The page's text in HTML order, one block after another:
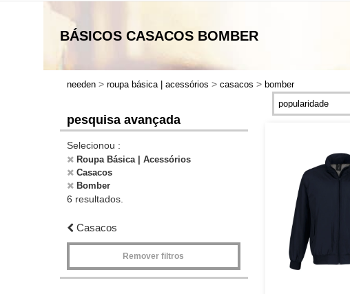
BÁSICOS CASACOS BOMBER
needen > roupa básica | acessórios > casacos > bomber
pesquisa avançada
Selecionou :
Roupa Básica | Acessórios
Casacos
Bomber
6 resultados.
Casacos
Remover filtros